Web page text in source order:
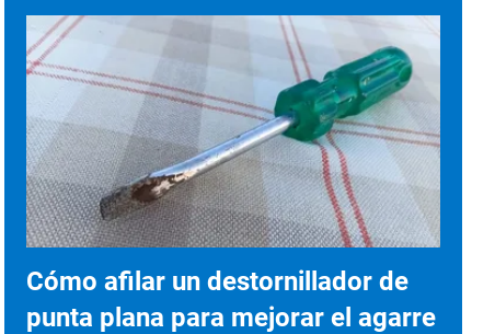
Cómo afilar un destornillador de
punta plana para mejorar el agarre